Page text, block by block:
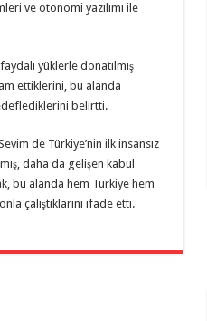
ve otonomi yazılımı ile
yüklerle donatılmış
ettiklerini, bu alanda
belirtti.
de Türkiye’nin ilk insansız
daha da gelişen kabul
bu alanda hem Türkiye hem
çalıştıklarını ifade etti.